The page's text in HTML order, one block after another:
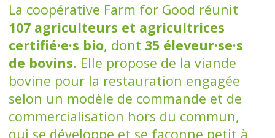
La coopérative Farm for Good réunit
107 agriculteurs et agricultrices
certifié·e·s bio, dont 35 éleveur·se·s
de bovins. Elle propose de la viande
bovine pour la restauration engagée
selon un modèle de commande et de
commercialisation hors du commun,
qui se développe et se façonne petit à